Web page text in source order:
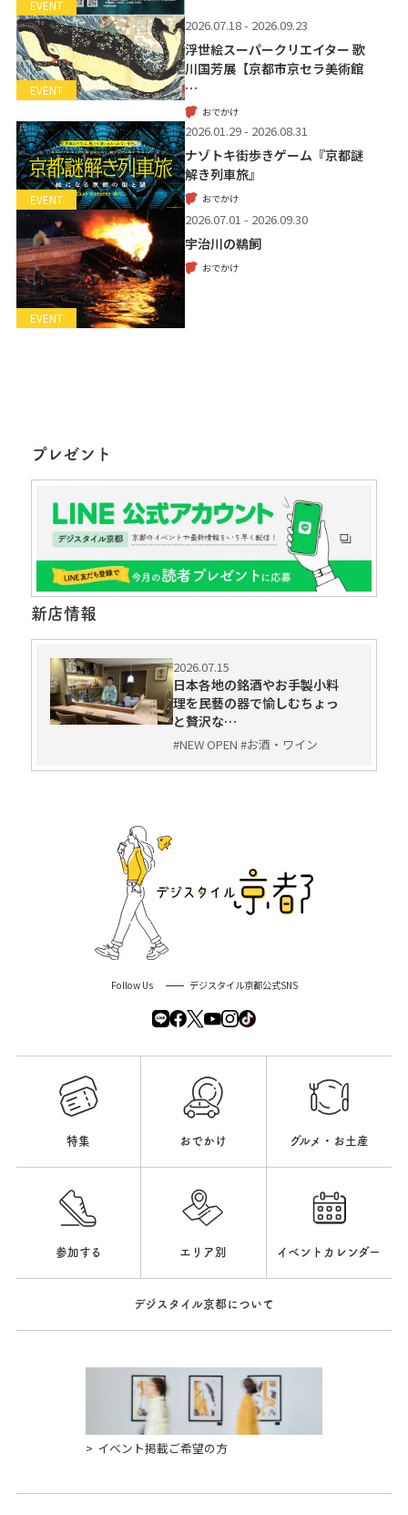
EVENT
EVENT
2026.07.18 - 2026.09.23
浮世絵スーパークリエイター 歌
川国芳展【京都市京セラ美術館
…
おでかけ
EVENT
2026.01.29 - 2026.08.31
ナゾトキ街歩きゲーム『京都謎
解き列車旅』
おでかけ
EVENT
2026.07.01 - 2026.09.30
宇治川の鵜飼
おでかけ
プレゼント
新店情報
2026.07.15
日本各地の銘酒やお手製小料
理を民藝の器で愉しむちょっ
と贅沢な…
#NEW OPEN #お酒・ワイン
Follow Us デジスタイル京都公式SNS
特集 おでかけ グルメ・お土産
参加する エリア別 イベントカレンダー
デジスタイル京都について
イベント掲載ご希望の方